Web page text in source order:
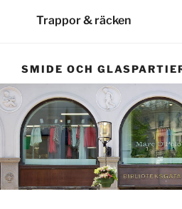
Trappor & räcken
SMIDE OCH